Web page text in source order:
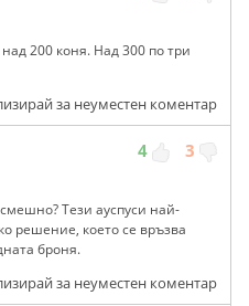
над 200 коня. Над 300 по три
за неуместен коментар
4 3
Тези ауспуси най-
решение, което се връзва
броня.
за неуместен коментар